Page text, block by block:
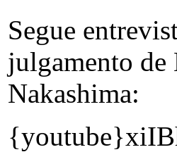
Segue
julgamento
Nakashima: